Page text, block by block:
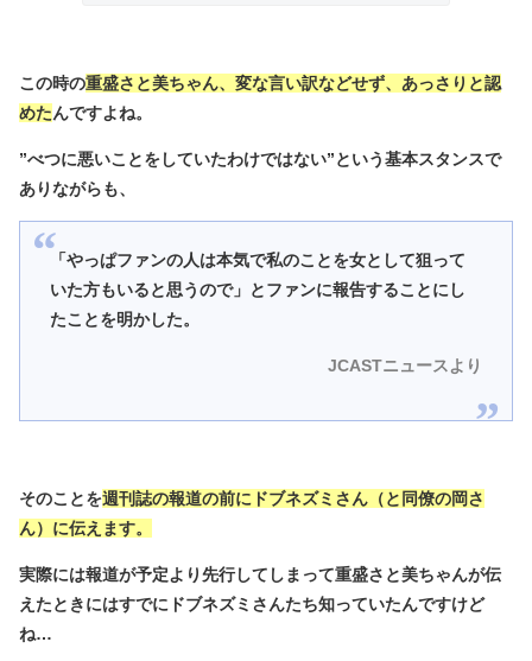
この時の重盛さと美ちゃん、変な言い訳などせず、あっさりと認
めたんですよね。
”べつに悪いことをしていたわけではない”という基本スタンスで
ありながらも、
「やっぱファンの人は本気で私のことを女として狙って
いた方もいると思うので」とファンに報告することにし
たことを明かした。
JCASTニュースより
そのことを週刊誌の報道の前にドブネズミさん（と同僚の岡さ
ん）に伝えます。
実際には報道が予定より先行してしまって重盛さと美ちゃんが伝
えたときにはすでにドブネズミさんたち知っていたんですけど
ね…